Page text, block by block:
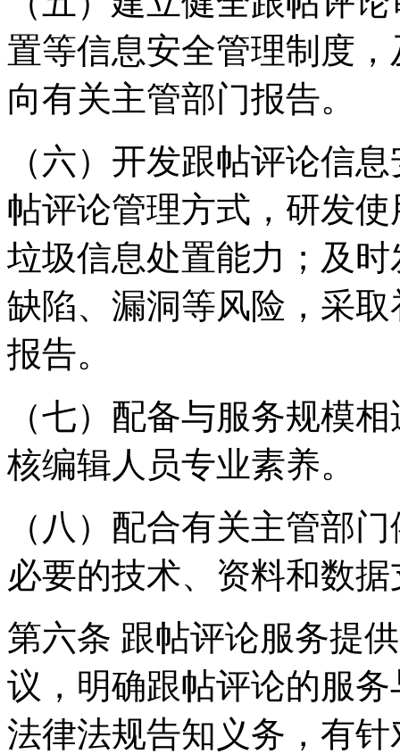
置等信息安全管理制度
向有关主管部门报告。
（六）开发跟帖评论信
帖评论管理方式，研发
垃圾信息处置能力；及
缺陷、漏洞等风险，采
报告。
（七）配备与服务规模
核编辑人员专业素养。
（八）配合有关主管部
必要的技术、资料和数
第六条 跟帖评论服务提
议，明确跟帖评论的服
法律法规告知义务，有